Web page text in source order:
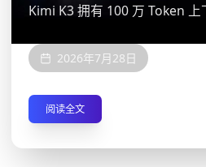
Kimi K3 拥有 100 万 Token 上
2026年7月28日
阅读全文